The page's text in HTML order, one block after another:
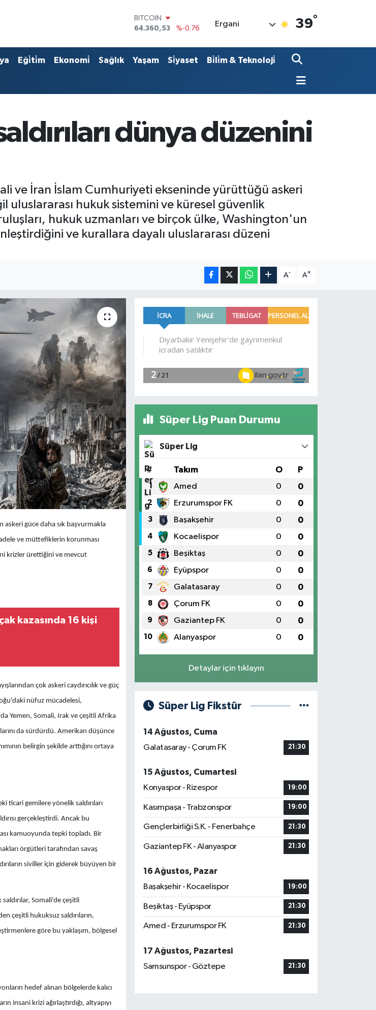
DOLAR
47,7069
%0.17
55,0265
%0.01
STERLİN
BITCOIN
64.360,53
%-0.76
Ergani 39°
Eği̇ti̇m Ekonomi̇ Sağlık Yaşam Si̇yaset Bi̇li̇m & Teknoloji̇
dünya düzenini
ve İran İslam Cumhuriyeti ekseninde yürüttüğü askeri
hukuk sistemini ve küresel güvenlik
hukuk uzmanları ve birçok ülke, Washington'un
ve kurallara dayalı uluslararası düzeni
A- A+
güce daha sık başvurmakla
ve müttefiklerin korunması
krizler ürettiğini ve mevcut
kazasında 16 kişi
çok askeri caydırıcılık ve güç
nüfuz mücadelesi,
Yemen, Somali, Irak ve çeşitli Afrika
da sürdürdü. Amerikan düşünce
belirgin şekilde arttığını ortaya
ticari gemilere yönelik saldırıları
gerçekleştirdi. Ancak bu
kamuoyunda tepki topladı. Bir
örgütleri tarafından savaş
siviller için giderek büyüyen bir
Somali'de çeşitli
çeşitli hukuksuz saldırıların,
göre bu yaklaşım, bölgesel
hedef alınan bölgelerde kalıcı
insani krizi ağırlaştırdığı, altyapıyı
Süper Lig Puan Durumu
Süper Lig
# Takım O P
1 Amed 0 0
2 Erzurumspor FK 0 0
3 Başakşehir 0 0
4 Kocaelispor 0 0
5 Beşiktaş 0 0
6 Eyüpspor 0 0
7 Galatasaray 0 0
8 Çorum FK 0 0
9 Gaziantep FK 0 0
10 Alanyaspor 0 0
Detaylar için tıklayın
Süper Lig Fikstür
14 Ağustos, Cuma
Galatasaray - Çorum FK
21:30
15 Ağustos, Cumartesi
Konyaspor - Rizespor
19:00
Kasımpaşa - Trabzonspor 19:00
Gençlerbirliği S.K. - Fenerbahçe 21:30
Gaziantep FK - Alanyaspor 21:30
16 Ağustos, Pazar
Başakşehir - Kocaelispor
19:00
Beşiktaş - Eyüpspor 21:30
Amed - Erzurumspor FK 21:30
17 Ağustos, Pazartesi
Samsunspor - Göztepe
21:30